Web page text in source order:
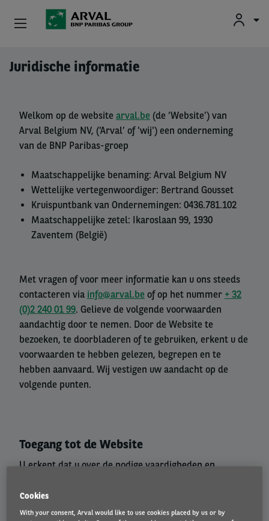
Overslaan en naar de inhoud gaan
Juridische informatie
Welkom op de website arval.be (de ‘Website’) van
Arval Belgium NV, (‘Arval’ of 'wij') een onderneming
van de BNP Paribas-groep
Maatschappelijke benaming: Arval Belgium NV
Wettelijke vertegenwoordiger: Bertrand Gousset
Kruispuntbank van Ondernemingen: 0436.781.102
Maatschappelijke zetel: Ikaroslaan 99, 1930
Zaventem (België)
Met vragen of voor meer informatie kan u ons steeds
contacteren via info@arval.be of op het nummer + 32
(0)2 240 01 99. Gelieve de volgende voorwaarden
aandachtig door te nemen. Door de Website te
bezoeken, te doorbladeren of te gebruiken, erkent u de
voorwaarden te hebben gelezen, begrepen en te
hebben aanvaard. Wij vestigen uw aandacht op de
volgende punten.
Toegang tot de Website
U erkent dat u over de nodige vaardigheden en
deze Website en deze te gebruiken.
Particulieren
Corporate
Tweedehands Wagens
Over Arval
Bestuurders
Cookies
With your consent, Arval would like to use cookies placed by us or by